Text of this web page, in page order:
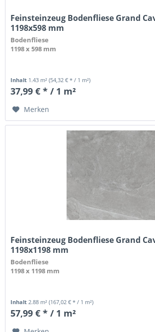
Feinsteinzeug Bodenfliese Grand
1198x598 mm
Bodenfliese
1198 x 598 mm
Inhalt 1.43 m²(54,32 € * / 1 m²)
37,99 € * / 1 m²
Merken
Feinsteinzeug Bodenfliese Grand
1198x1198 mm
Bodenfliese
1198 x 1198 mm
Inhalt2.88 m²(167,02 € * / 1 m²)
57,99 € * / 1 m²